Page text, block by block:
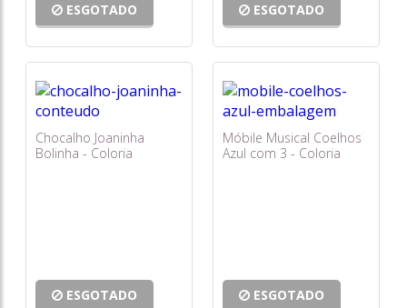
ESGOTADO ESGOTADO
Chocalho Joaninha
Bolinha - Coloria
ESGOTADO
Móbile Musical Coelhos
Azul com 3 - Coloria
ESGOTADO